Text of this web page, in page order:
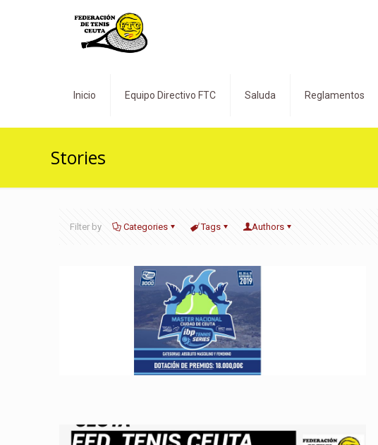
Inicio Equipo Directivo FTC Saluda Reglamentos
Stories
Filter by Categories Tags Authors